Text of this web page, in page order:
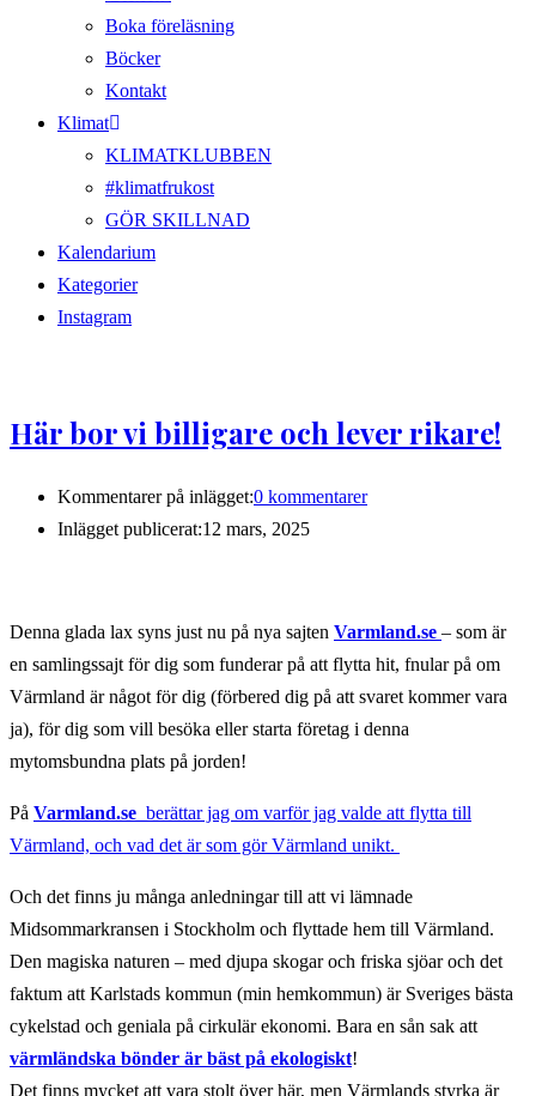
Boka föreläsning
Böcker
Kontakt
Klimat
KLIMATKLUBBEN
#klimatfrukost
GÖR SKILLNAD
Kalendarium
Kategorier
Instagram
Här bor vi billigare och lever rikare!
Kommentarer på inlägget:0 kommentarer
Inlägget publicerat:12 mars, 2025
Denna glada lax syns just nu på nya sajten Varmland.se – som är
en samlingssajt för dig som funderar på att flytta hit, fnular på om
Värmland är något för dig (förbered dig på att svaret kommer vara
ja), för dig som vill besöka eller starta företag i denna
mytomsbundna plats på jorden!
På Varmland.se berättar jag om varför jag valde att flytta till
Värmland, och vad det är som gör Värmland unikt.
Och det finns ju många anledningar till att vi lämnade
Midsommarkransen i Stockholm och flyttade hem till Värmland.
Den magiska naturen – med djupa skogar och friska sjöar och det
faktum att Karlstads kommun (min hemkommun) är Sveriges bästa
cykelstad och geniala på cirkulär ekonomi. Bara en sån sak att
värmländska bönder är bäst på ekologiskt!
Det finns mycket att vara stolt över här, men Värmlands styrka är